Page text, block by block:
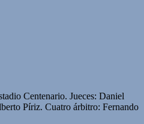
Centenario. Jueces: Daniel
Píriz. Cuatro árbitro: Fernando